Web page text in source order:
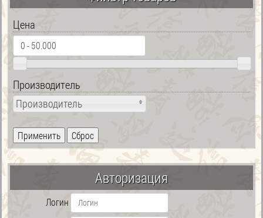
Цена
Производитель
Производитель
Авторизация
Логин